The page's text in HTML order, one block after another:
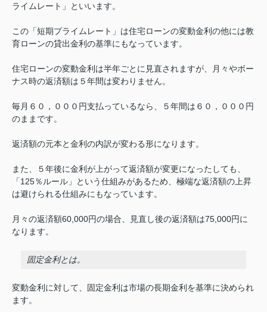
ライムレート」といいます。
この「短期プライムレート」は住宅ローンの変動金利の他には教
育ローンの貸出金利の基準にもなっています。
住宅ローンの変動金利は半年ごとに見直されますが、月々やボー
ナス時の返済額は５年間は変わりません。
毎月６０，０００円支払っているなら、５年間は６０，０００円
のままです。
返済額の元本と金利の内訳が変わる形になります。
また、５年後に金利が上がって返済額が変更になったしても、
「125％ルール」という仕組みがあるため、極端な返済額の上昇
は避けられる仕組みにもなっています。
月々の返済額60,000円の場合、見直し後の返済額は75,000円に
なります。
固定金利とは。
変動金利に対して、固定金利は市場の長期金利を基準に決められ
ます。